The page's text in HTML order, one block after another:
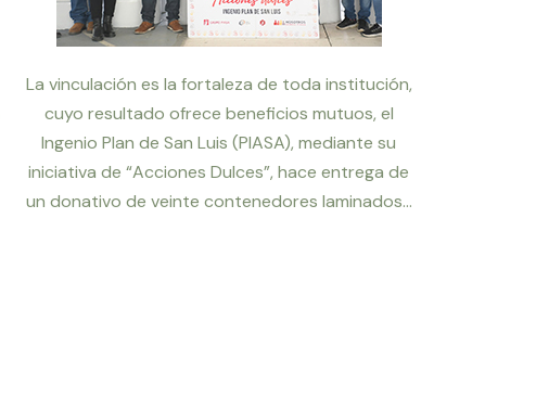
La vinculación es la fortaleza de toda institución,
cuyo resultado ofrece beneficios mutuos, el
Ingenio Plan de San Luis (PIASA), mediante su
iniciativa de “Acciones Dulces”, hace entrega de
un donativo de veinte contenedores laminados...